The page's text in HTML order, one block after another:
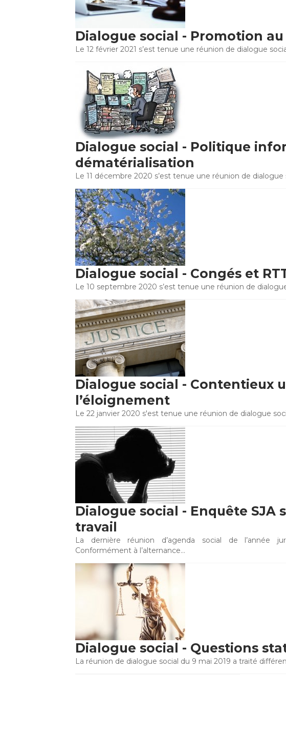
Dialogue social - Promotion
Le 12 février 2021 s’est tenue une réunion de dialogue
Dialogue social - Politique
dématérialisation
Le 11 décembre 2020 s’est tenue une réunion de
Dialogue social - Congés et
Le 10 septembre 2020 s’est tenue une réunion de
Dialogue social - Contentieux
l’éloignement
Le 22 janvier 2020 s'est tenue une réunion de dialogue
Dialogue social - Enquête SJA
travail
La dernière réunion d’agenda social de l’année
Conformément à l’alternance…
Dialogue social - Questions
La réunion de dialogue social du 9 mai 2019 a traité